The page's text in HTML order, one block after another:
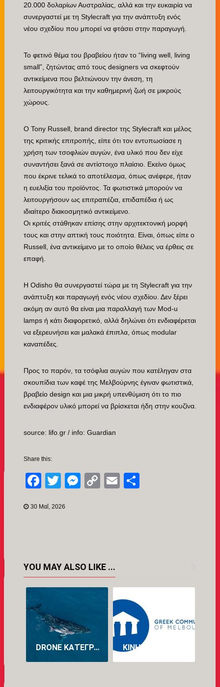
20.000 δολαρίων Αυστραλίας, αλλά και την ευκαιρία να
συνεργαστεί με τη Stylecraft για την ανάπτυξη ενός
νέου σχεδίου που μπορεί να φτάσει στην παραγωγή.
Το φετινό θέμα του βραβείου ήταν το “living well, living
small”, ζητώντας από τους designers να σκεφτούν
αντικείμενα που βελτιώνουν την άνεση, τη
λειτουργικότητα και την καθημερινή ζωή σε μικρούς
χώρους.
Ο Tony Russell, brand director της Stylecraft και μέλος
της κριτικής επιτροπής, είπε ότι τον εντυπωσίασε η
χρήση των τσοφλιών αυγών, ένα υλικό που δεν είχε
συναντήσει ξανά σε αντίστοιχο πλαίσιο. Εκείνο όμως
που έκρινε τελικά το αποτέλεσμα, όπως ανέφερε, ήταν
η ευελιξία του προϊόντος. Τα φωτιστικά μπορούν να
λειτουργήσουν ως επιτραπέζια, επιδαπέδια ή ως
ιδιαίτερο διακοσμητικό αντικείμενο.
Οι κριτές στάθηκαν επίσης στην αρχιτεκτονική μορφή
τους και στην απτική τους ποιότητα. Είναι, όπως είπε ο
Russell, ένα αντικείμενο με το οποίο θέλεις να έρθεις σε
επαφή.
Η Odisho θα συνεργαστεί τώρα με τη Stylecraft για την
ανάπτυξη και παραγωγή ενός νέου σχεδίου. Δεν ξέρει
ακόμη αν αυτό θα είναι μια παραλλαγή των Mod-u
lamps ή κάτι διαφορετικό, αλλά δηλώνει ότι ενδιαφέρεται
να εξερευνήσει και μαλακά έπιπλα, όπως modular
καναπέδες.
Προς το παρόν, τα τσόφλια αυγών που κατέληγαν στα
σκουπίδια των καφέ της Μελβούρνης έγιναν φωτιστικά,
βραβείο design και μια μικρή υπενθύμιση ότι το πιο
ενδιαφέρον υλικό μπορεί να βρίσκεται ήδη στην κουζίνα.
source: lifo.gr / info: Guardian
Share this:
Facebook
TwitterMessenger
CopyEmail
30 Μαΐ, 2026
YOU MAY ALSO LIKE ...
DRONE ΚΑΤΈΓΡΑΨΕ ΓΙΑ ΠΡΏΤΗ ΦΟΡΆ ΤΗ ΓΈΝΝΑ ΦΆΛΑΙΝΑΣ ΣΤΗΝ ΑΥΣΤΡΑΛΊΑ (VID)